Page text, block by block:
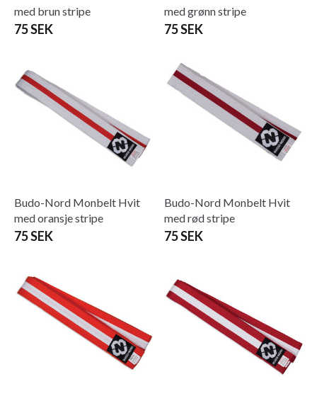
med brun stripe
75 SEK
med grønn stripe
75 SEK
Budo-Nord Monbelt Hvit
med oransje stripe
75 SEK
Budo-Nord Monbelt Hvit
med rød stripe
75 SEK